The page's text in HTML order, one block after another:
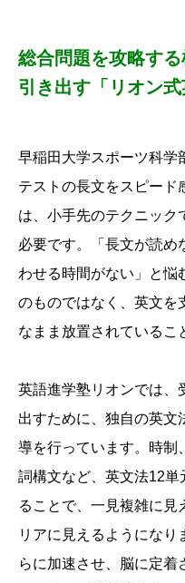
総合問題を攻略す
引き出す「リオン式
早稲田大学スポーツ科
テストの長文をスピード
は、 小手先のテクニック
必要です。
「長文が読
わせる時間がない」と悩
のものではなく、 英文を
なまま放置されているこ
英語進学塾リオンでは、
出すために、 独自の英文
導を行っています。 時制、
詞構文など、 英文法12単
ることで、 一見複雑に見
リアに見えるようになり
らに加速させ、
脳に定着